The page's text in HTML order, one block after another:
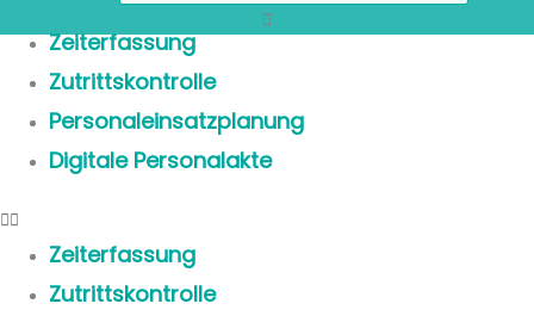
Zeiterfassung
Zutrittskontrolle
Personaleinsatzplanung
Digitale Personalakte
Zeiterfassung
Zutrittskontrolle